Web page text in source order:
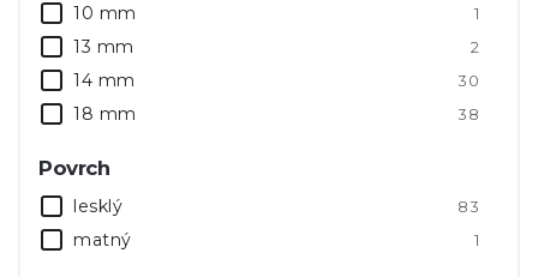
10 mm 1
13 mm 2
14 mm 30
18 mm 38
Povrch
lesklý 83
matný 1